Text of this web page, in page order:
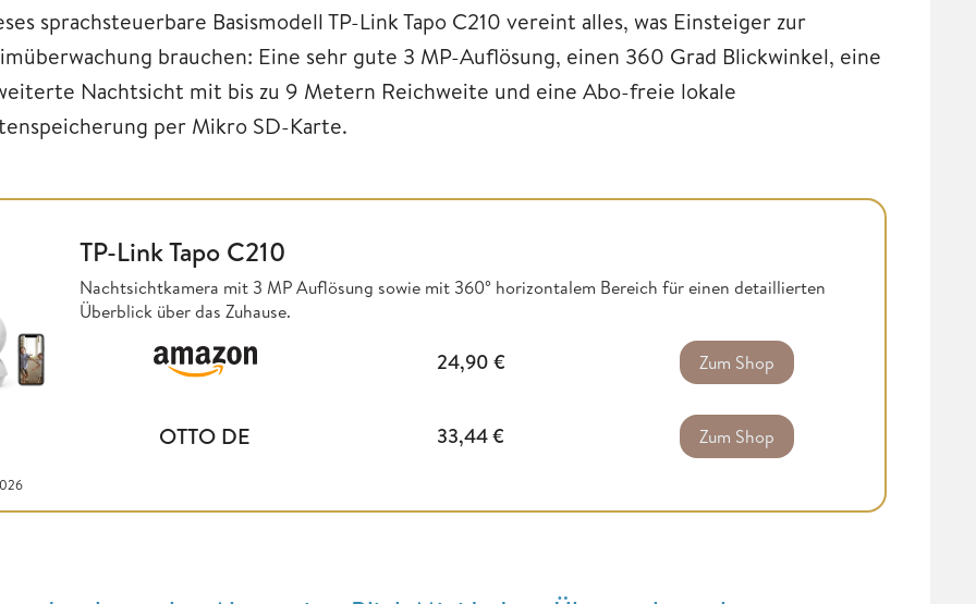
sprachsteuerbare Basismodell TP-Link Tapo C210 vereint alles, was Einsteiger zur
brauchen: Eine sehr gute 3 MP-Auflösung, einen 360 Grad Blickwinkel, eine
Nachtsicht mit bis zu 9 Metern Reichweite und eine Abo-freie lokale
per Mikro SD-Karte.
TP-Link Tapo C210
Nachtsichtkamera mit 3 MP Auflösung sowie mit 360° horizontalem Bereich für einen detaillierten
Überblick über das Zuhause.
24,90 € Zum Shop
OTTO DE 33,44€ Zum Shop